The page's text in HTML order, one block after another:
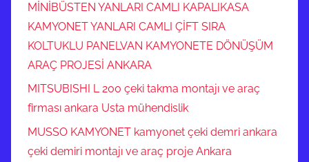
MİNİBÜSTEN YANLARI CAMLI KAPALIKASA
KAMYONET YANLARI CAMLI ÇİFT SIRA
KOLTUKLU PANELVAN KAMYONETE DÖNÜŞÜM
ARAÇ PROJESİ ANKARA
MITSUBISHI L 200 çeki takma montajı ve araç
firması ankara Usta mühendislik
MUSSO KAMYONET kamyonet çeki demri ankara
çeki demiri montajı ve araç proje Ankara